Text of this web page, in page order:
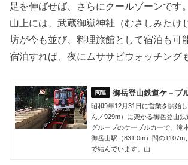
足を伸ばせば、さらにクールゾーンです。
山上には、武蔵御嶽神社（むさしみたけ
坊が今も並び、料理旅館として宿泊も可
宿泊すれば、夜にムササビウォッチング
御岳登山鉄道ケ－ブ
昭和9年12月31日に営業を開始
ん／929m）に架かる御岳登山
グループのケーブルカーで、滝
御岳山駅（831.0m）間の1107m
で結んでいます。山